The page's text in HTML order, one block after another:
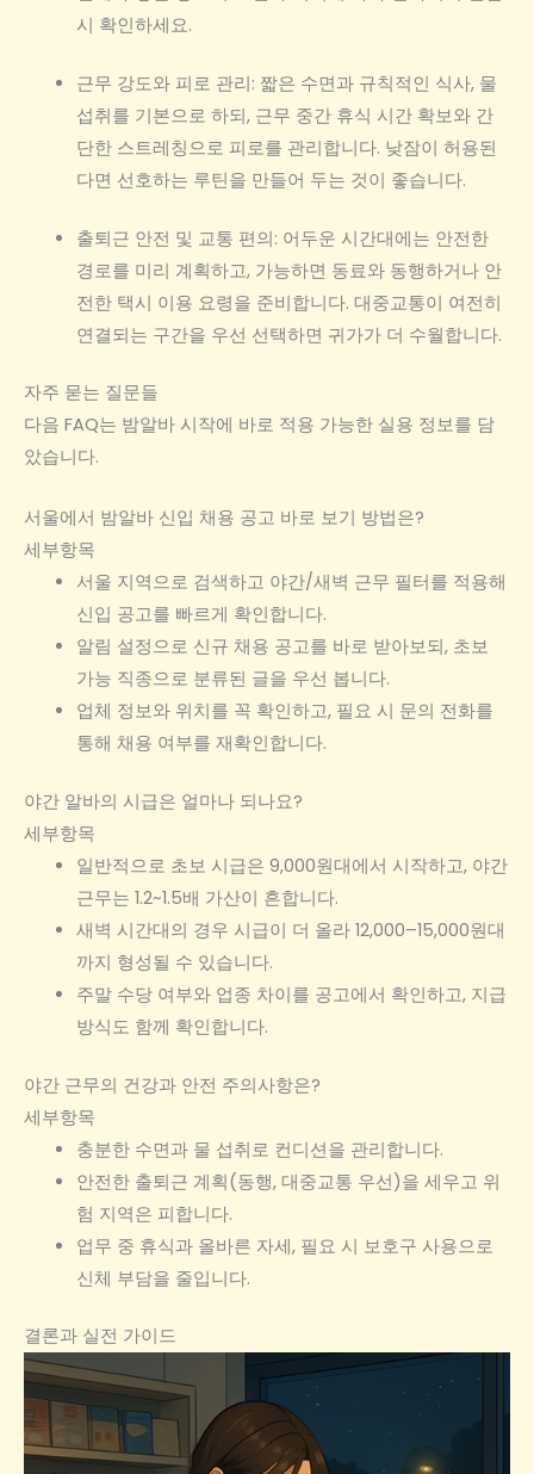
시 확인하세요.
근무 강도와 피로 관리: 짧은 수면과 규칙적인 식사, 물
섭취를 기본으로 하되, 근무 중간 휴식 시간 확보와 간
단한 스트레칭으로 피로를 관리합니다. 낮잠이 허용된
다면 선호하는 루틴을 만들어 두는 것이 좋습니다.
출퇴근 안전 및 교통 편의: 어두운 시간대에는 안전한
경로를 미리 계획하고, 가능하면 동료와 동행하거나 안
전한 택시 이용 요령을 준비합니다. 대중교통이 여전히
연결되는 구간을 우선 선택하면 귀가가 더 수월합니다.
자주 묻는 질문들
다음 FAQ는 밤알바 시작에 바로 적용 가능한 실용 정보를 담
았습니다.
서울에서 밤알바 신입 채용 공고 바로 보기 방법은?
세부항목
서울 지역으로 검색하고 야간/새벽 근무 필터를 적용해
신입 공고를 빠르게 확인합니다.
알림 설정으로 신규 채용 공고를 바로 받아보되, 초보
가능 직종으로 분류된 글을 우선 봅니다.
업체 정보와 위치를 꼭 확인하고, 필요 시 문의 전화를
통해 채용 여부를 재확인합니다.
야간 알바의 시급은 얼마나 되나요?
세부항목
일반적으로 초보 시급은 9,000원대에서 시작하고, 야간
근무는 1.2~1.5배 가산이 흔합니다.
새벽 시간대의 경우 시급이 더 올라 12,000–15,000원대
까지 형성될 수 있습니다.
주말 수당 여부와 업종 차이를 공고에서 확인하고, 지급
방식도 함께 확인합니다.
야간 근무의 건강과 안전 주의사항은?
세부항목
충분한 수면과 물 섭취로 컨디션을 관리합니다.
안전한 출퇴근 계획(동행, 대중교통 우선)을 세우고 위
험 지역은 피합니다.
업무 중 휴식과 올바른 자세, 필요 시 보호구 사용으로
신체 부담을 줄입니다.
결론과 실전 가이드